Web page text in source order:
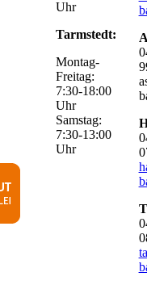
Uhr
Tarmstedt:
Montag-
Freitag:
7:30-18:00
Uhr
Samstag:
7:30-13:00
Uhr